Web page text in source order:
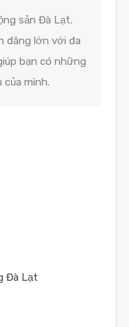
sản Đà Lạt.
đăng lớn với đa
bạn có những
của mình.
Đà Lạt